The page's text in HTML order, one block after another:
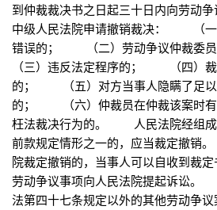
到仲裁裁决书之日起三十日内向劳动
中级人民法院申请撤销裁决： （一
错误的； （二）劳动争议仲裁委
（三）违反法定程序的； （四）裁
的； （五）对方当事人隐瞒了足以
的； （六）仲裁员在仲裁该案时有
枉法裁决行为的。 人民法院经组成
前款规定情形之一的，应当裁定撤
院裁定撤销的，当事人可以自收到裁
劳动争议事项向人民法院提起诉讼
法第四十七条规定以外的其他劳动争